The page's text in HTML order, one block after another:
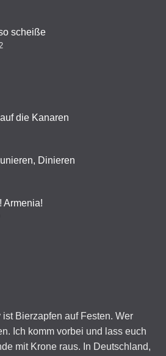
scheiße
die Kanaren
Dinieren
Armenia!
Bierzapfen auf Festen. Wer
Ich komm vorbei und lass euch
mit Krone raus. In Deutschland,